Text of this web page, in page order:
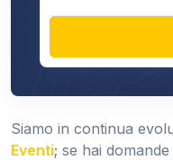
Siamo in continua
Eventi; se hai